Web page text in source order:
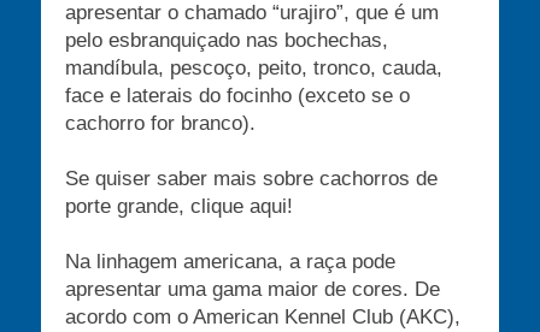
apresentar o chamado “urajiro”, que é um
pelo esbranquiçado nas bochechas,
mandíbula, pescoço, peito, tronco, cauda,
face e laterais do focinho (exceto se o
cachorro for branco).
Se quiser saber mais sobre cachorros de
porte grande, clique aqui!
Na linhagem americana, a raça pode
apresentar uma gama maior de cores. De
acordo com o American Kennel Club (AKC),